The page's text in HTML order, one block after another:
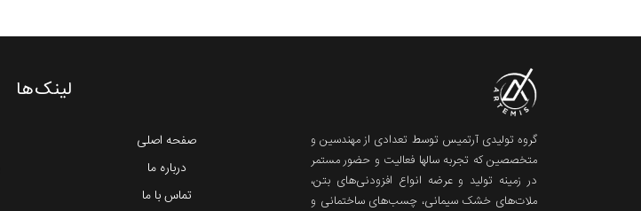
گروه تولیدی آرتمیس توسط تعدادی از مهندسین و
متخصصین که تجربه سالها فعالیت و حضور مستمر
در زمینه تولید و عرضه انواع افزودنی‌های بتن،
ملات‌های خشک سیمانی، چسب‌های ساختمانی و
لینک‌ها
صفحه اصلی
درباره ما
تماس با ما